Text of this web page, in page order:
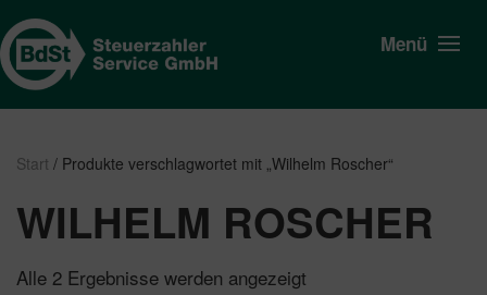
Menü
Start / Produkte verschlagwortet mit „Wilhelm Roscher“
WILHELM ROSCHER
Alle 2 Ergebnisse werden angezeigt